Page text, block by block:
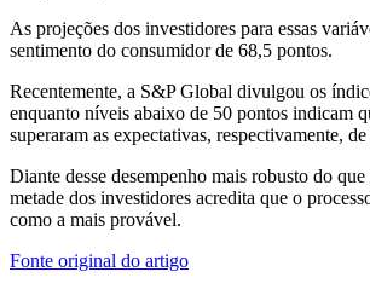
As projeções dos investidores para essas
sentimento do consumidor de 68,5 pontos.
Recentemente, a S&P Global divulgou os
enquanto níveis abaixo de 50 pontos indicam
superaram as expectativas, respectivamente,
Diante desse desempenho mais robusto do
metade dos investidores acredita que o
como a mais provável.
Fonte original do artigo